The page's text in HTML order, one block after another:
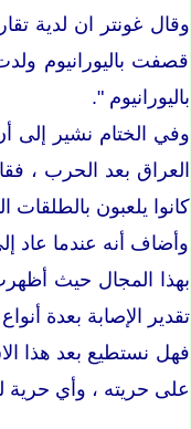
وقال غونتر ان لدية
قصفت باليورانيوم
باليورانيوم ".
وفي الختام نشير إلى
العراق بعد الحرب ،
كانوا يلعبون بالطلقات
وأضاف أنه عندما عاد
بهذا المجال حيث
تقدير الإصابة بعدة
فهل نستطيع بعد هذا
على حريته ، وأي حرية